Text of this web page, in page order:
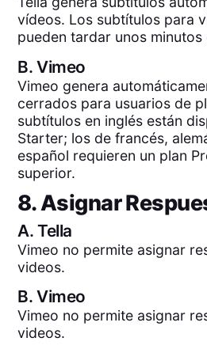
vídeos. Los subtítulos para
pueden tardar unos minutos
B.Vimeo
Vimeo genera
cerrados para usuarios de
subtítulos en inglés están
Starter; los de francés,
español requieren un plan
superior.
8. Asignar
A.Tella
Vimeo no permite asignar
videos.
B.Vimeo
Vimeo no permite asignar
videos.